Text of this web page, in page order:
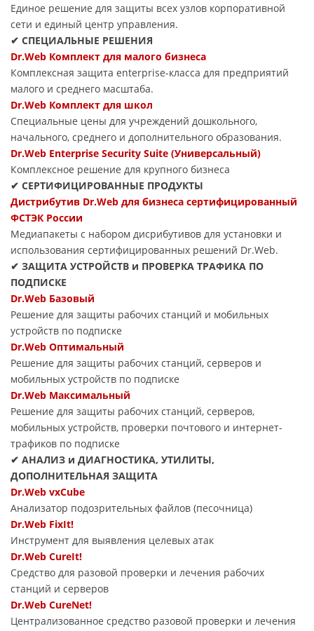
Единое решение для защиты всех узлов корпоративной
сети и единый центр управления.
✔ СПЕЦИАЛЬНЫЕ РЕШЕНИЯ
Dr.Web Комплект для малого бизнеса
Комплексная защита enterprise-класса для предприятий
малого и среднего масштаба.
Dr.Web Комплект для школ
Специальные цены для учреждений дошкольного,
начального, среднего и дополнительного образования.
Dr.Web Enterprise Security Suite (Универсальный)
Комплексное решение для крупного бизнеса
✔ СЕРТИФИЦИРОВАННЫЕ ПРОДУКТЫ
Дистрибутив Dr.Web для бизнеса сертифицированный
ФСТЭК России
Медиапакеты с набором дисрибутивов для установки и
использования сертифицированных решений Dr.Web.
✔ ЗАЩИТА УСТРОЙСТВ и ПРОВЕРКА ТРАФИКА ПО
ПОДПИСКЕ
Dr.Web Базовый
Решение для защиты рабочих станций и мобильных
устройств по подписке
Dr.Web Оптимальный
Решение для защиты рабочих станций, серверов и
мобильных устройств по подписке
Dr.Web Максимальный
Решение для защиты рабочих станций, серверов,
мобильных устройств, проверки почтового и интернет-
трафиков по подписке
✔ АНАЛИЗ и ДИАГНОСТИКА, УТИЛИТЫ,
ДОПОЛНИТЕЛЬНАЯ ЗАЩИТА
Dr.Web vxCube
Анализатор подозрительных файлов (песочница)
Dr.Web FixIt!
Инструмент для выявления целевых атак
Dr.Web CureIt!
Средство для разовой проверки и лечения рабочих
станций и серверов
Dr.Web CureNet!
Централизованное средство разовой проверки и лечения